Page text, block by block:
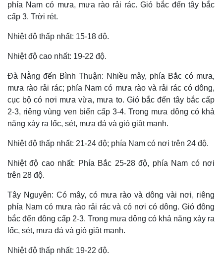
phía Nam có mưa, mưa rào rải rác. Gió bắc đến tây bắc
cấp 3. Trời rét.
Nhiệt độ thấp nhất: 15-18 độ.
Nhiệt độ cao nhất: 19-22 độ.
Đà Nẵng đến Bình Thuận: Nhiều mây, phía Bắc có mưa,
mưa rào rải rác; phía Nam có mưa rào và rải rác có dông,
cục bộ có nơi mưa vừa, mưa to. Gió bắc đến tây bắc cấp
2-3, riêng vùng ven biển cấp 3-4. Trong mưa dông có khả
năng xảy ra lốc, sét, mưa đá và gió giật mạnh.
Nhiệt độ thấp nhất: 21-24 độ; phía Nam có nơi trên 24 độ.
Nhiệt độ cao nhất: Phía Bắc 25-28 độ, phía Nam có nơi
trên 28 độ.
Tây Nguyên: Có mây, có mưa rào và dông vài nơi, riêng
phía Nam có mưa rào rải rác và có nơi có dông. Gió đông
bắc đến đông cấp 2-3. Trong mưa dông có khả năng xảy ra
lốc, sét, mưa đá và gió giật mạnh.
Nhiệt độ thấp nhất: 19-22 độ.